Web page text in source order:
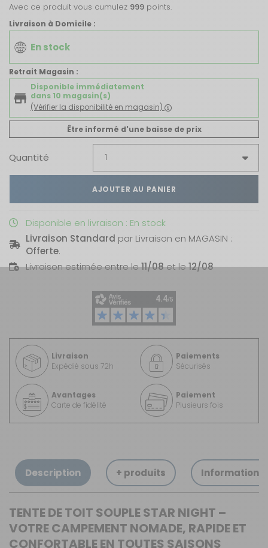
Avec ce produit vous cumulez 999 points.
Livraison à Domicile :
En stock
Retrait Magasin :
Disponible immédiatement
dans 10 magasin(s)
(Vérifier la disponibilité en magasin)
Être informé d'une baisse de prix
Quantité
AJOUTER AU PANIER
Disponible en livraison : En stock
Livraison Standard par Livraison en MAGASIN :
Offerte.
Livraison estimée entre le11/08et le12/08
Livraison
Expédié sous 72h
Paiements
Sécurisés
Avantages
Carte de fidélité
Paiement
Plusieurs fois
Description + produits Informations
TENTE DE TOIT SOUPLE STAR NIGHT –
VOTRE CAMPEMENT NOMADE, RAPIDE ET
CONFORTABLE EN TOUTES SAISONS